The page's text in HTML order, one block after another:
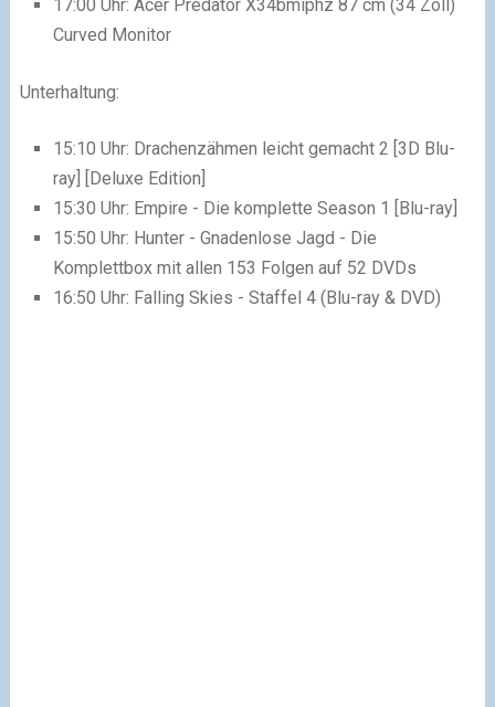
17:00 Uhr: Acer Predator X34bmiphz 87 cm (34 Zoll)
Curved Monitor
Unterhaltung:
15:10 Uhr: Drachenzähmen leicht gemacht 2 [3D Blu-
ray] [Deluxe Edition]
15:30 Uhr: Empire - Die komplette Season 1 [Blu-ray]
15:50 Uhr: Hunter - Gnadenlose Jagd - Die
Komplettbox mit allen 153 Folgen auf 52 DVDs
16:50 Uhr: Falling Skies - Staffel 4 (Blu-ray & DVD)